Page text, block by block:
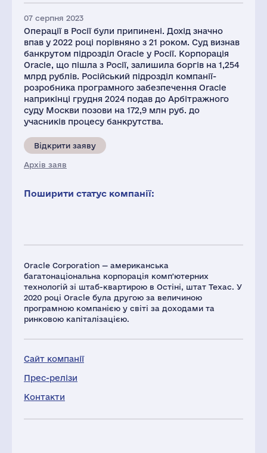
Oracle Corporation — американська
багатонаціональна корпорація комп'ютерних
технологій зі штаб-квартирою в Остіні, штат Техас. У
2020 році Oracle була другою за величиною
програмною компанією у світі за доходами та
ринковою капіталізацією.
Сайт компанії
Прес-релізи
Контакти
07 серпня 2023
Операції в Росії були припинені. Дохід значно
впав у 2022 році порівняно з 21 роком. Суд визнав
банкрутом підрозділ Oracle у Росії. Корпорація
Oracle, що пішла з Росії, залишила боргів на 1,254
млрд рублів. Російський підрозділ компанії-
розробника програмного забезпечення Oracle
наприкінці грудня 2024 подав до Арбітражного
суду Москви позови на 172,9 млн руб. до
учасників процесу банкрутства.
Відкрити заяву
Архів заяв
Поширити статус компанії: